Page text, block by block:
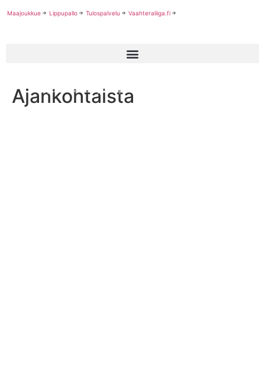
Maajoukkue Lippupallo Tulospalvelu Vaahteraliiga.fi
Ajankohtaista
Jaguars värväsi jenkkipelinrakentajan